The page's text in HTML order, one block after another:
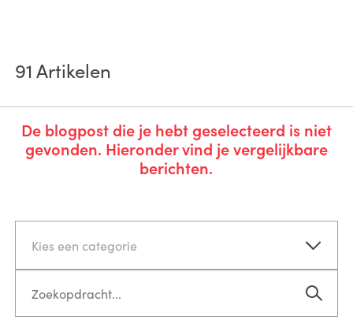
91 Artikelen
De blogpost die je hebt geselecteerd is niet
gevonden. Hieronder vind je vergelijkbare
berichten.
Kies een categorie